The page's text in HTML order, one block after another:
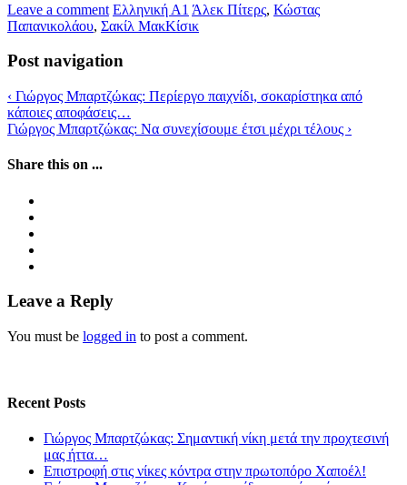
Leave a comment Ελληνική Α1 Άλεκ Πίτερς, Κώστας
Παπανικολάου, Σακίλ ΜακΚίσικ
Post navigation
‹ Γιώργος Μπαρτζώκας: Περίεργο παιχνίδι, σοκαρίστηκα από
κάποιες αποφάσεις…
Γιώργος Μπαρτζώκας: Να συνεχίσουμε έτσι μέχρι τέλους ›
Share this on ...
Leave a Reply
You must be logged in to post a comment.
Recent Posts
Γιώργος Μπαρτζώκας: Σημαντική νίκη μετά την προχτεσινή
μας ήττα…
Επιστροφή στις νίκες κόντρα στην πρωτοπόρο Χαποέλ!